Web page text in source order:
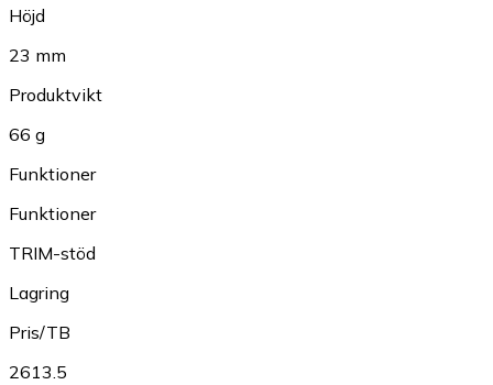
Höjd
23 mm
Produktvikt
66 g
Funktioner
Funktioner
TRIM-stöd
Lagring
Pris/TB
2613.5